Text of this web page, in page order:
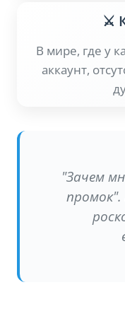
⚔️
В мире, где у
аккаунт,
"Зачем